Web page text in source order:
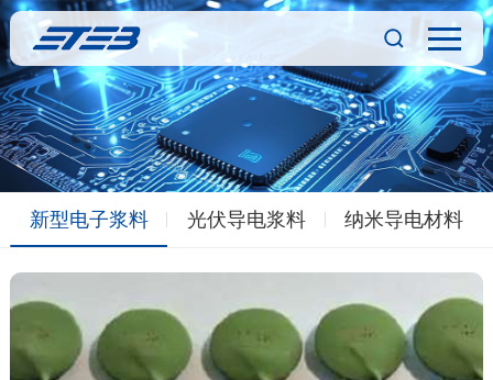
新型电子浆料 光伏导电浆料 纳米导电材料